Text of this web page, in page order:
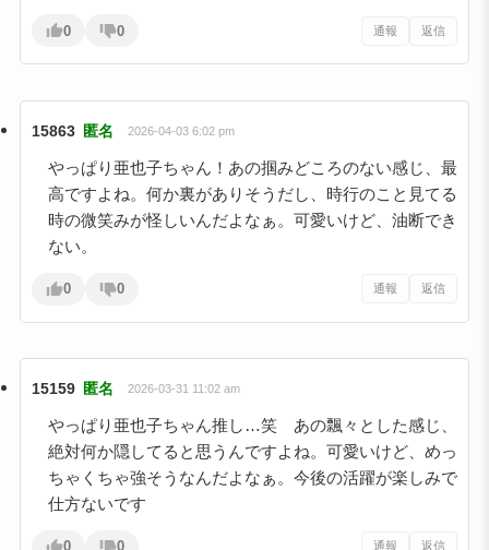
0 0 通報 返信
15863 匿名 2026-04-03 6:02 pm
やっぱり亜也子ちゃん！あの掴みどころのない感じ、最
高ですよね。何か裏がありそうだし、時行のこと見てる
時の微笑みが怪しいんだよなぁ。可愛いけど、油断でき
ない。
0 0 通報 返信
15159 匿名 2026-03-31 11:02 am
やっぱり亜也子ちゃん推し…笑 あの飄々とした感じ、
絶対何か隠してると思うんですよね。可愛いけど、めっ
ちゃくちゃ強そうなんだよなぁ。今後の活躍が楽しみで
仕方ないです
0 0 通報 返信